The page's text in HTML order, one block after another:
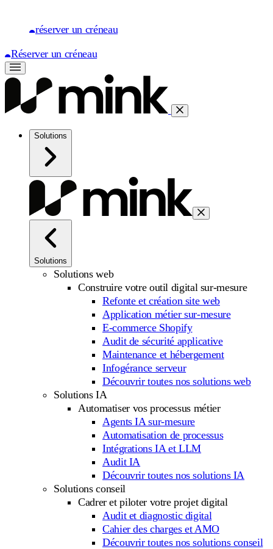
réserver un créneau
Réserver un créneau
Solutions
Solutions
Solutions web
Construire votre outil digital sur-mesure
Refonte et création site web
Application métier sur-mesure
E-commerce Shopify
Audit de sécurité applicative
Maintenance et hébergement
Infogérance serveur
Découvrir toutes nos solutions web
Solutions IA
Automatiser vos processus métier
Agents IA sur-mesure
Automatisation de processus
Intégrations IA et LLM
Audit IA
Découvrir toutes nos solutions IA
Solutions conseil
Cadrer et piloter votre projet digital
Audit et diagnostic digital
Cahier des charges et AMO
Découvrir toutes nos solutions conseil